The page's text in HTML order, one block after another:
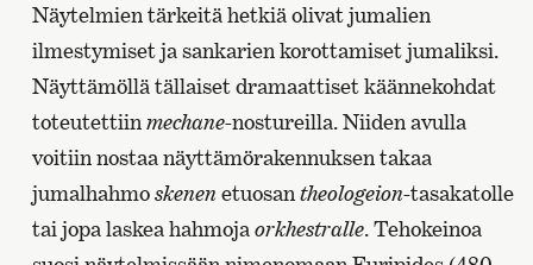
Näytelmien tärkeitä hetkiä olivat jumalien
ilmestymiset ja sankarien korottamiset jumaliksi.
Näyttämöllä tällaiset dramaattiset käännekohdat
toteutettiin mechane-nostureilla. Niiden avulla
voitiin nostaa näyttämörakennuksen takaa
jumalhahmoskenenetuosan theologeion-tasakatolle
tai jopa laskea hahmojaorkhestralle. Tehokeinoa